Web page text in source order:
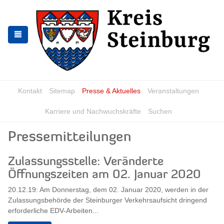
springen
springen
Kontakt Sitemap Presse & Aktuelles Veranstaltungen
Karriere und Nachwuchskräfte Suchen
Pressemitteilungen
Zulassungsstelle: Veränderte
Öffnungszeiten am 02. Januar 2020
20.12.19: Am Donnerstag, dem 02. Januar 2020, werden in der
Zulassungsbehörde der Steinburger Verkehrsaufsicht dringend
erforderliche EDV-Arbeiten...